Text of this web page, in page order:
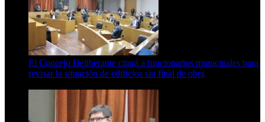
El Concejo Deliberante citará a funcionarios municipales para
revisar la situación de edificios sin final de obra